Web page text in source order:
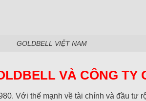
GOLDBELL VIỆT NAM
VÀ CÔNG TY
Với thế mạnh về tài chính và đầu tư